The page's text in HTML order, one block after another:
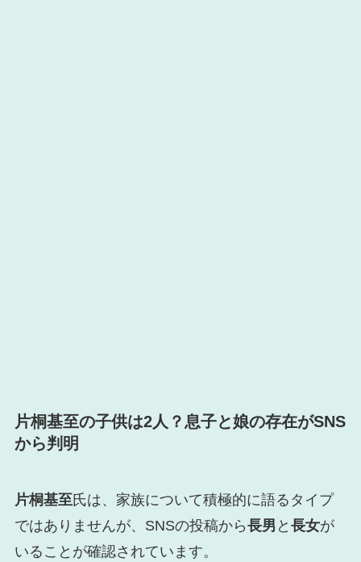
片桐基至の子供は2人？息子と娘の存在がSNS
から判明
片桐基至氏は、家族について積極的に語るタイプ
ではありませんが、SNSの投稿から長男 と 長女が
いることが確認されています。